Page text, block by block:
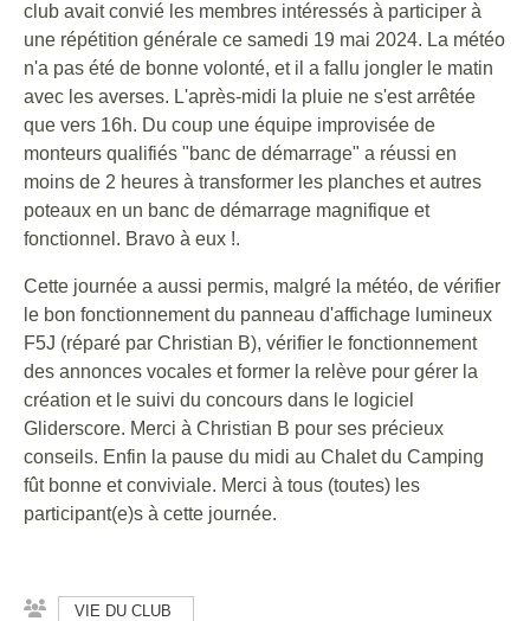
club avait convié les membres intéressés à participer à
une répétition générale ce samedi 19 mai 2024. La météo
n'a pas été de bonne volonté, et il a fallu jongler le matin
avec les averses. L'après-midi la pluie ne s'est arrêtée
que vers 16h. Du coup une équipe improvisée de
monteurs qualifiés "banc de démarrage" a réussi en
moins de 2 heures à transformer les planches et autres
poteaux en un banc de démarrage magnifique et
fonctionnel. Bravo à eux !.
Cette journée a aussi permis, malgré la météo, de vérifier
le bon fonctionnement du panneau d'affichage lumineux
F5J (réparé par Christian B), vérifier le fonctionnement
des annonces vocales et former la relève pour gérer la
création et le suivi du concours dans le logiciel
Gliderscore. Merci à Christian B pour ses précieux
conseils. Enfin la pause du midi au Chalet du Camping
fût bonne et conviviale. Merci à tous (toutes) les
participant(e)s à cette journée.
VIE DU CLUB